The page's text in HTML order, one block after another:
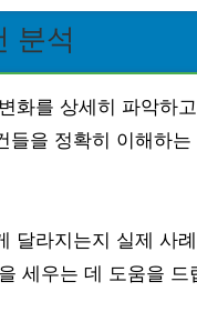
분석
화를 상세히 파악하
을 정확히 이해하
달라지는지 실제 사
세우는 데 도움을 드